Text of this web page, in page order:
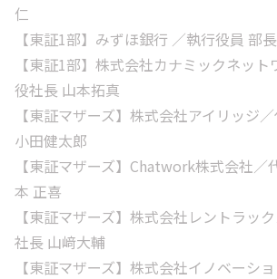
仁
【東証1部】みずほ銀行 ／執行役員 部
【東証1部】株式会社カナミックネッ
役社長 山本拓真
【東証マザーズ】株式会社アイリッジ
小田健太郎
【東証マザーズ】Chatwork株式会社／
本 正喜
【東証マザーズ】株式会社レントラッ
社長 山﨑大輔
【東証マザーズ】株式会社イノベーシ